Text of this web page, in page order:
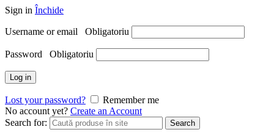
Sign in Închide
Username or email Obligatoriu
Password Obligatoriu
Log in
Lost your password?
Remember me
No account yet? Create an Account
Search for:
Search